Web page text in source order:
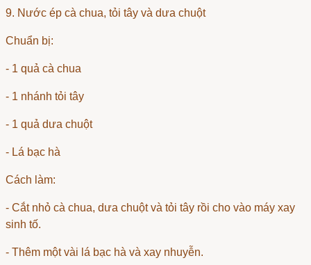
9. Nước ép cà chua, tỏi tây và dưa chuột
Chuẩn bị:
- 1 quả cà chua
- 1 nhánh tỏi tây
- 1 quả dưa chuột
- Lá bạc hà
Cách làm:
- Cắt nhỏ cà chua, dưa chuột và tỏi tây rồi cho vào máy xay
sinh tố.
- Thêm một vài lá bạc hà và xay nhuyễn.